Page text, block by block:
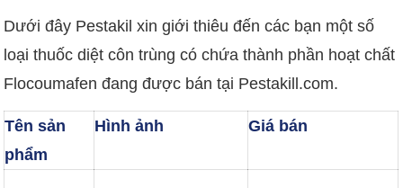
Dưới đây Pestakil xin giới thiêu đến các bạn một số
loại thuốc diệt côn trùng có chứa thành phần hoạt chất
Flocoumafen đang được bán tại Pestakill.com.
Tên sản
phẩm
Hình ảnh Giá bán